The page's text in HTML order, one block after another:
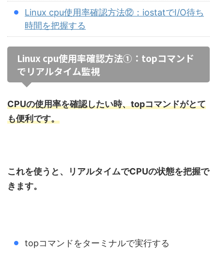
Linux cpu使用率確認方法⑫：iostatでI/O待ち
時間を把握する
Linux cpu使用率確認方法①：topコマンド
でリアルタイム監視
CPUの使用率を確認したい時、topコマンドがとて
も便利です。
これを使うと、リアルタイムでCPUの状態を把握で
きます。
topコマンドをターミナルで実行する